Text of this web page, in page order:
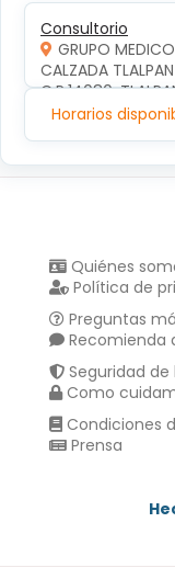
Consultorio
GRUPO
CALZADA
C.P.14080,
Horarios
Quiénes
Política de
Preguntas
Recomienda
Seguridad
Como
Condiciones
Prensa